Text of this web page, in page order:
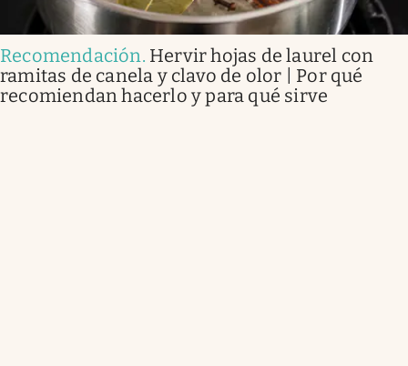
Recomendación. Hervir hojas de laurel con
ramitas de canela y clavo de olor | Por qué
recomiendan hacerlo y para qué sirve